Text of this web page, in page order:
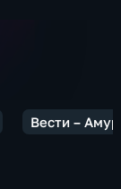
Вести –